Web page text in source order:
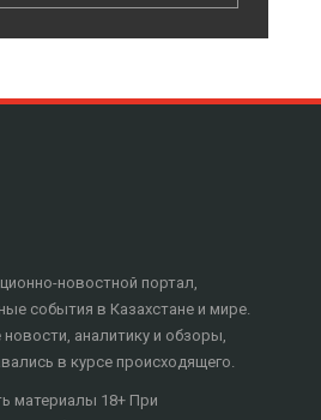
новостной портал,
события в Казахстане и мире.
аналитику и обзоры,
в курсе происходящего.
материалы 18+ При